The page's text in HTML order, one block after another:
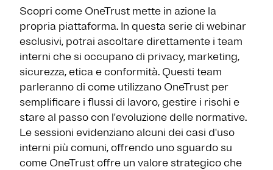
Scopri come OneTrust mette in azione la
propria piattaforma. In questa serie di webinar
esclusivi, potrai ascoltare direttamente i team
interni che si occupano di privacy, marketing,
sicurezza, etica e conformità. Questi team
parleranno di come utilizzano OneTrust per
semplificare i flussi di lavoro, gestire i rischi e
stare al passo con l'evoluzione delle normative.
Le sessioni evidenziano alcuni dei casi d'uso
interni più comuni, offrendo uno sguardo su
come OneTrust offre un valore strategico che